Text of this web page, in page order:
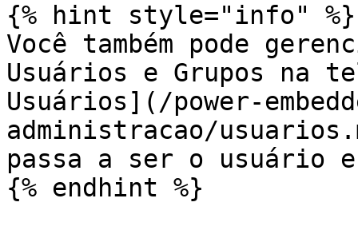
{% hint style="info" %}
Você também pode
Usuários e Grupos na
Usuários](/power-
administracao/
passa a ser o usuário
{% endhint %}